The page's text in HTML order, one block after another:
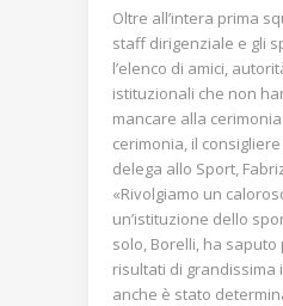
Oltre all’intera prima
staff dirigenziale e gli
l’elenco di amici,
istituzionali che non
mancare alla
cerimonia, il
delega allo Sport,
«Rivolgiamo un
un’istituzione dello
solo, Borelli, ha
risultati di grandissima
anche è stato